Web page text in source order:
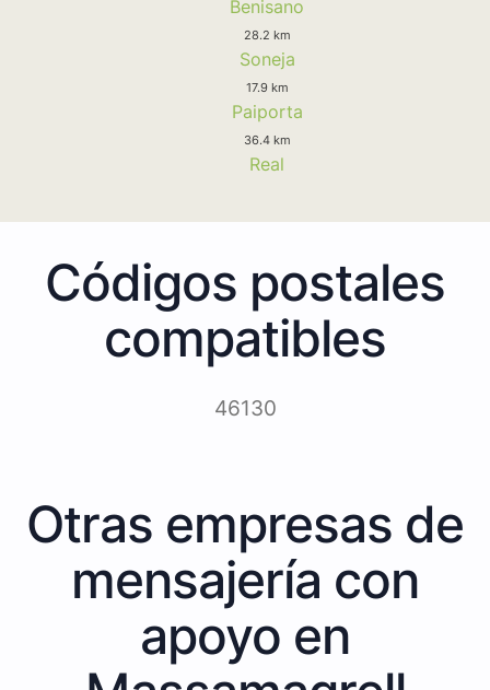
Benisano
28.2 km
Soneja
17.9 km
Paiporta
36.4 km
Real
Códigos postales
compatibles
46130
Otras empresas de
mensajería con
apoyo en